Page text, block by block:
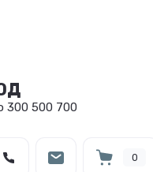
300 500 700
0